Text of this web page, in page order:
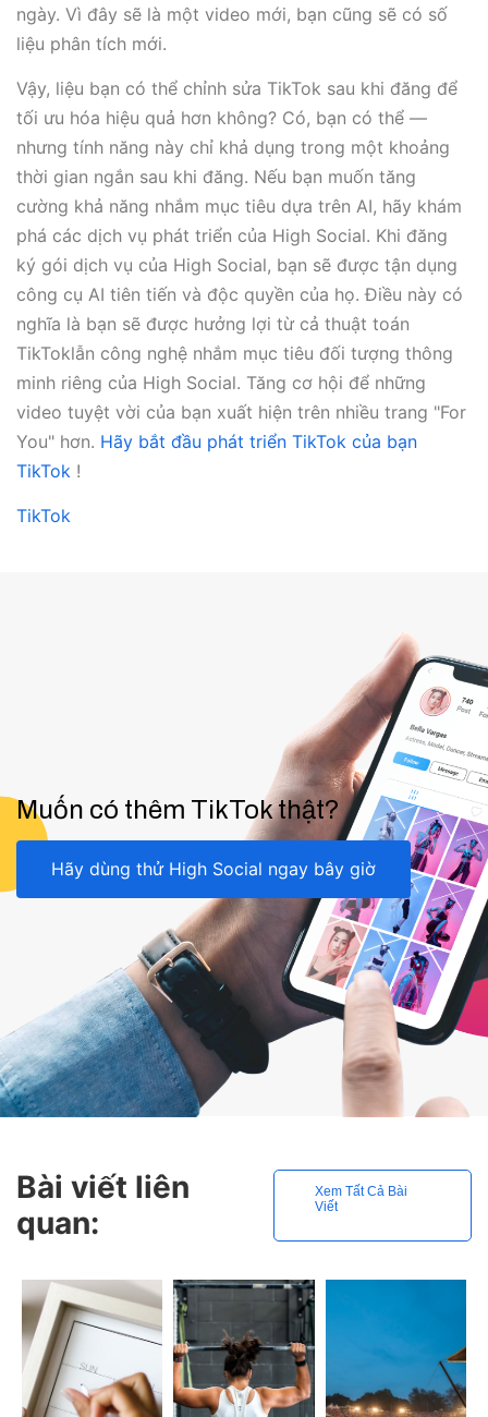
ngày. Vì đây sẽ là một video mới, bạn cũng sẽ có số
liệu phân tích mới.
Vậy, liệu bạn có thể chỉnh sửa TikTok sau khi đăng để
tối ưu hóa hiệu quả hơn không? Có, bạn có thể —
nhưng tính năng này chỉ khả dụng trong một khoảng
thời gian ngắn sau khi đăng. Nếu bạn muốn tăng
cường khả năng nhắm mục tiêu dựa trên AI, hãy khám
phá các dịch vụ phát triển của High Social. Khi đăng
ký gói dịch vụ của High Social, bạn sẽ được tận dụng
công cụ AI tiên tiến và độc quyền của họ. Điều này có
nghĩa là bạn sẽ được hưởng lợi từ cả thuật toán
TikToklẫn công nghệ nhắm mục tiêu đối tượng thông
minh riêng của High Social. Tăng cơ hội để những
video tuyệt vời của bạn xuất hiện trên nhiều trang "For
You" hơn. Hãy bắt đầu phát triển TikTok của bạn
TikTok !
TikTok
Muốn có thêm TikTok thật?
Hãy dùng thử High Social ngay bây giờ
Bài viết liên
quan:
Xem Tất Cả Bài
Viết